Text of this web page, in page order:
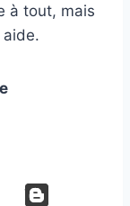
à tout, mais
aide.